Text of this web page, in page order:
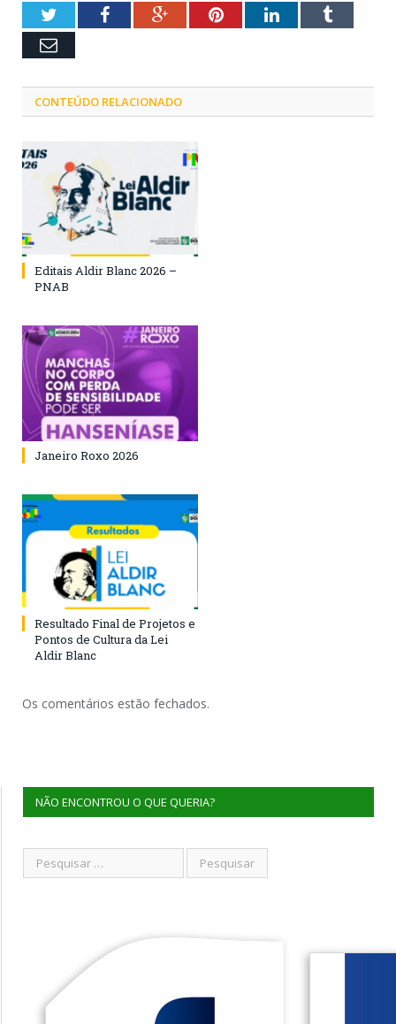
TwitterFacebookGoogle+PinterestLinkedInTumblr
Email
CONTEÚDO RELACIONADO
Editais Aldir Blanc 2026 –
PNAB
Janeiro Roxo 2026
Resultado Final de Projetos e
Pontos de Cultura da Lei
Aldir Blanc
Os comentários estão fechados.
NÃO ENCONTROU O QUE QUERIA?